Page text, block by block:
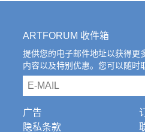
ARTFORUM 收件箱
提供您的电子邮件地址以获得更
内容以及特别优惠。您可以随时
email
广告
隐私条款